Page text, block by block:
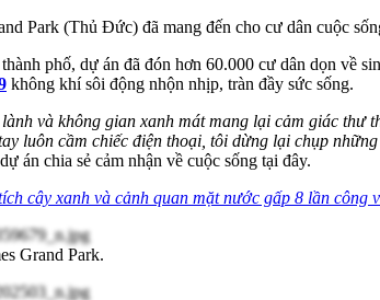
Park (Thủ Đức) đã mang đến cho cư dân cuộc
phố, dự án đã đón hơn 60.000 cư dân dọn về
không khí sôi động nhộn nhịp, tràn đầy sức sống.
và không gian xanh mát mang lại cảm giác
luôn cầm chiếc điện thoại, tôi dừng lại chụp
án chia sẻ cảm nhận về cuộc sống tại đây.
cây xanh và cảnh quan mặt nước gấp 8 lần công
Grand Park.